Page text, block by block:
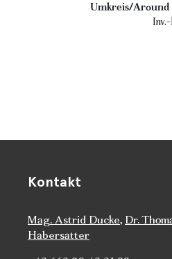
Umkreis/Around
Kontakt
Mag. Astrid Ducke, Dr.
Habersatter